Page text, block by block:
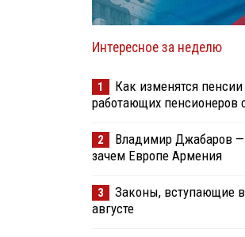
Интересное за неделю
1
Как изменятся пенсии
работающих пенсионеров
2
Владимир Джабаров —
зачем Европе Армения
3
Законы, вступающие
августе